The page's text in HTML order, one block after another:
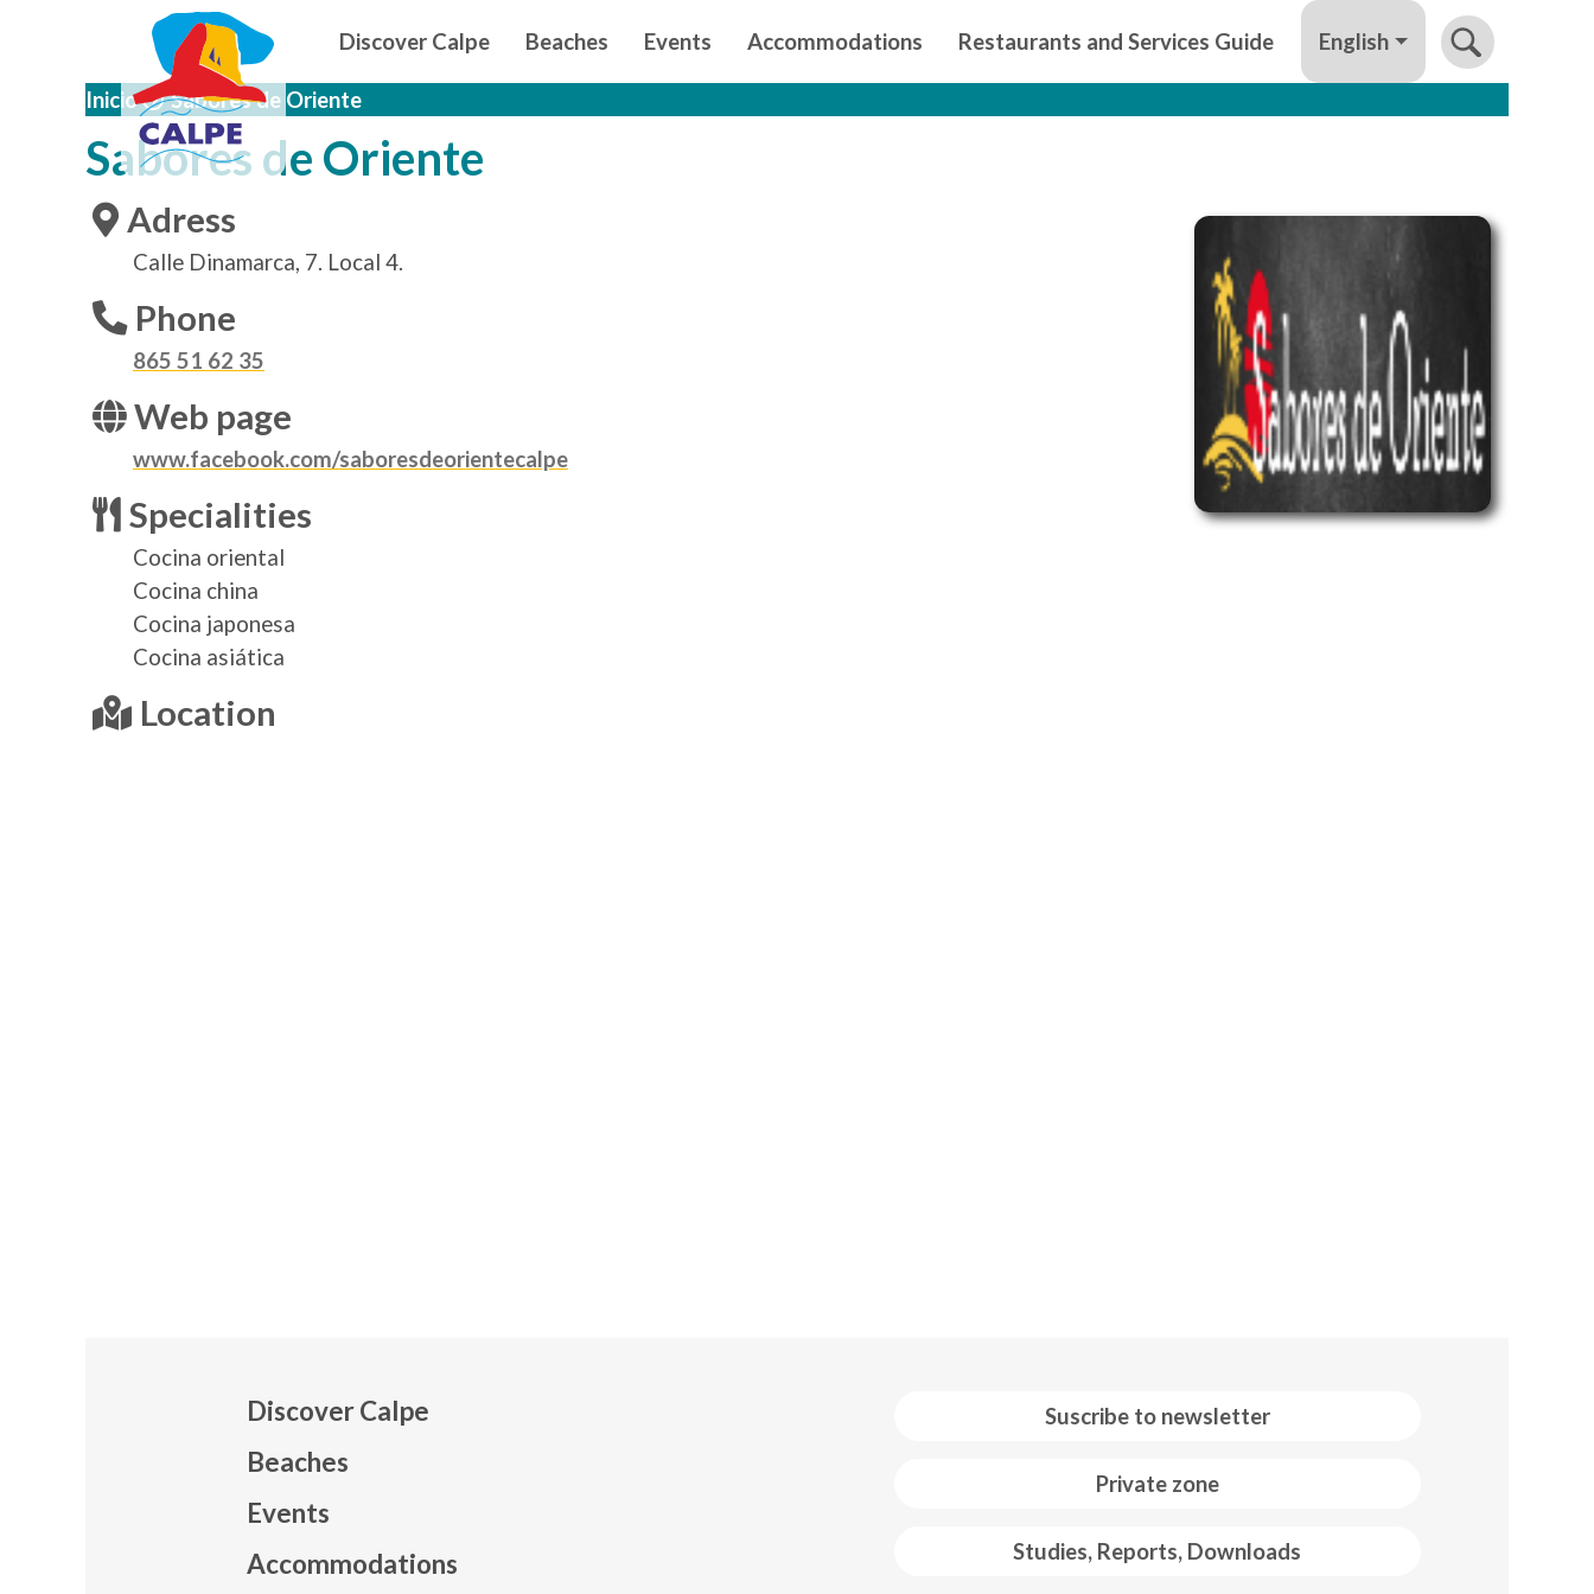
Skip to main content Navegación principal
Discover Calpe Beaches Events Accommodations Restaurants and Services Guide English
Inicio Sabores de Oriente
Sabores de Oriente
Adress
Calle Dinamarca, 7. Local 4.
Phone
865 51 62 35
Web page
www.facebook.com/saboresdeorientecalpe
Specialities
Cocina oriental
Cocina china
Cocina japonesa
Cocina asiática
Location
Suscribe to newsletter
Private zone
Studies, Reports, Downloads
Discover Calpe
Beaches
Events
Accommodations